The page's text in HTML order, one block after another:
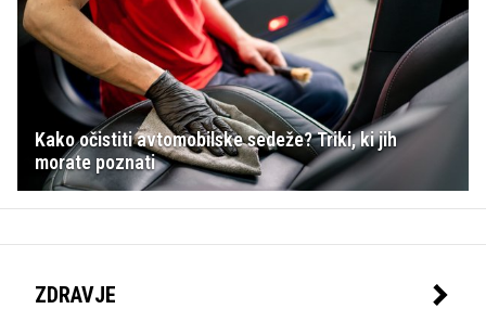
Kako očistiti avtomobilske sedeže? Triki, ki jih
morate poznati
ZDRAVJE